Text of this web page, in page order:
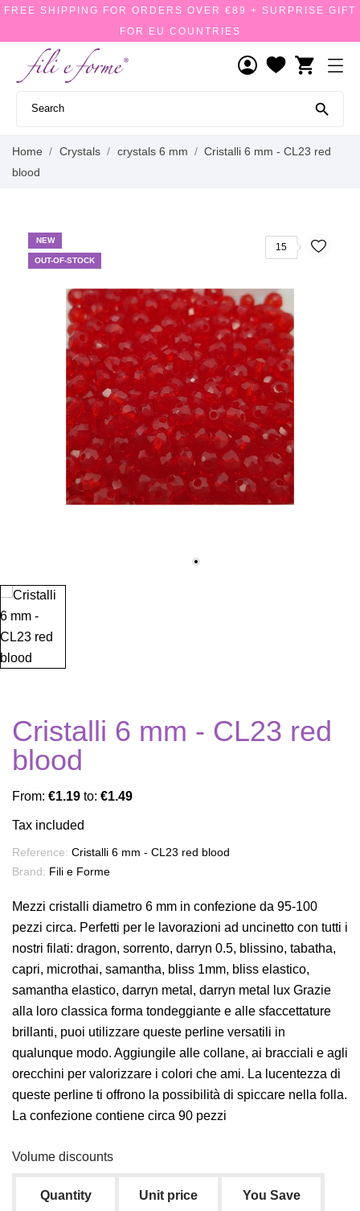
FREE SHIPPING FOR ORDERS OVER €89 + SURPRISE GIFT
FOR EU COUNTRIES
shopping_cart

Home Crystals crystals 6 mm
Cristalli 6 mm - CL23 red
blood
NEW
OUT-OF-STOCK
15
Cristalli 6 mm - CL23 red
blood
From: €1.19 to: €1.49
Tax included
Reference: Cristalli 6 mm - CL23 red blood
Brand: Fili e Forme
Mezzi cristalli diametro 6 mm in confezione da 95-100
pezzi circa. Perfetti per le lavorazioni ad uncinetto con tutti i
nostri filati: dragon, sorrento, darryn 0.5, blissino, tabatha,
capri, microthai, samantha, bliss 1mm, bliss elastico,
samantha elastico, darryn metal, darryn metal lux Grazie
alla loro classica forma tondeggiante e alle sfaccettature
brillanti, puoi utilizzare queste perline versatili in
qualunque modo. Aggiungile alle collane, ai bracciali e agli
orecchini per valorizzare i colori che ami. La lucentezza di
queste perline ti offrono la possibilità di spiccare nella folla.
La confezione contiene circa 90 pezzi
Volume discounts
Quantity Unit price You Save